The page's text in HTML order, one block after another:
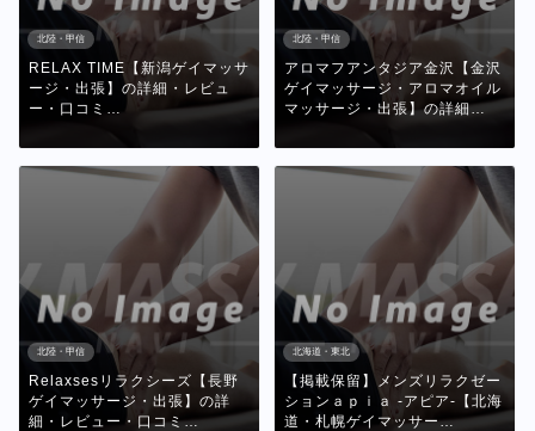
北陸・甲信
RELAX TIME【新潟ゲイマッサ
ージ・出張】の詳細・レビュ
ー・口コミ…
北陸・甲信
アロマフアンタジア金沢【金沢
ゲイマッサージ・アロマオイル
マッサージ・出張】の詳細…
北陸・甲信
Relaxsesリラクシーズ【長野
ゲイマッサージ・出張】の詳
細・レビュー・口コミ…
北海道・東北
【掲載保留】メンズリラクゼー
ションａｐｉａ -アピア-【北海
道・札幌ゲイマッサー…